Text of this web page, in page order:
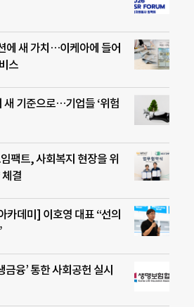
에 새 가치…이케아에 들어
스
새 기준으로…기업들 ‘위험
팩트, 사회복지 현장을 위
결
카데미] 이호영 대표 “선의
융’ 통한 사회공헌 실시